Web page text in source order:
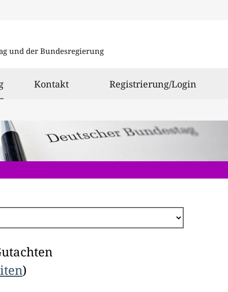
und der Bundesregierung
ausgewählt
Kontakt Registrierung/Login
)